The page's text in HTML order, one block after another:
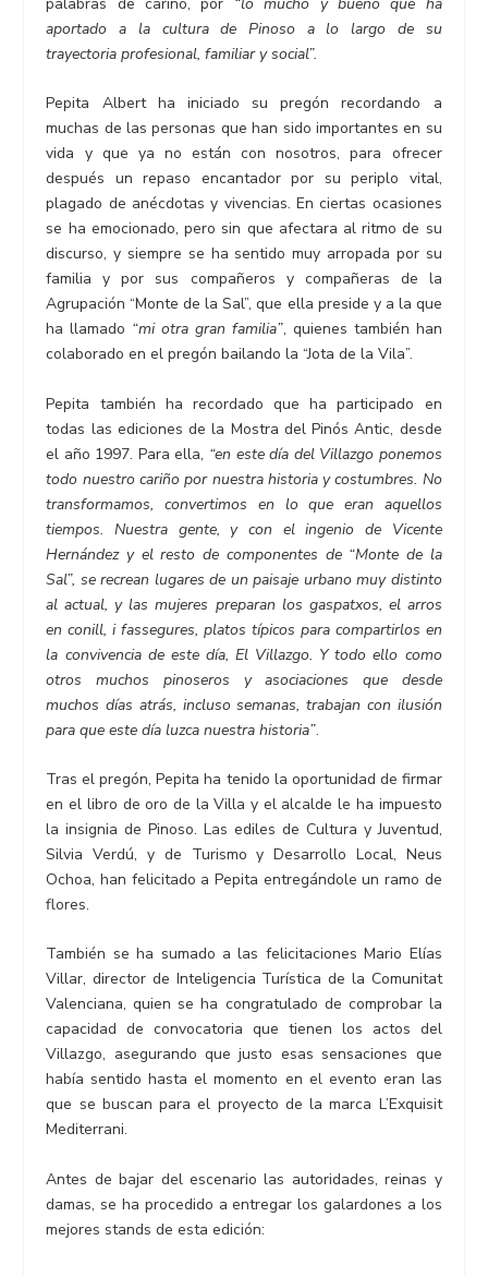
aportado a la cultura de Pinoso a lo largo de su
trayectoria profesional, familiar y social”.
Pepita Albert ha iniciado su pregón recordando a
muchas de las personas que han sido importantes en su
vida y que ya no están con nosotros, para ofrecer
después un repaso encantador por su periplo vital,
plagado de anécdotas y vivencias. En ciertas ocasiones
se ha emocionado, pero sin que afectara al ritmo de su
discurso, y siempre se ha sentido muy arropada por su
familia y por sus compañeros y compañeras de la
Agrupación “Monte de la Sal”, que ella preside y a la que
ha llamado “mi otra gran familia”, quienes también han
colaborado en el pregón bailando la “Jota de la Vila”.
Pepita también ha recordado que ha participado en
todas las ediciones de la Mostra del Pinós Antic, desde
el año 1997. Para ella, “en este día del Villazgo ponemos
todo nuestro cariño por nuestra historia y costumbres. No
transformamos, convertimos en lo que eran aquellos
tiempos. Nuestra gente, y con el ingenio de Vicente
Hernández y el resto de componentes de “Monte de la
Sal”, se recrean lugares de un paisaje urbano muy distinto
al actual, y las mujeres preparan los gaspatxos, el arros
en conill, i fassegures, platos típicos para compartirlos en
la convivencia de este día, El Villazgo. Y todo ello como
otros muchos pinoseros y asociaciones que desde
muchos días atrás, incluso semanas, trabajan con ilusión
para que este día luzca nuestra historia”.
Tras el pregón, Pepita ha tenido la oportunidad de firmar
en el libro de oro de la Villa y el alcalde le ha impuesto
la insignia de Pinoso. Las ediles de Cultura y Juventud,
Silvia Verdú, y de Turismo y Desarrollo Local, Neus
Ochoa, han felicitado a Pepita entregándole un ramo de
flores.
También se ha sumado a las felicitaciones Mario Elías
Villar, director de Inteligencia Turística de la Comunitat
Valenciana, quien se ha congratulado de comprobar la
capacidad de convocatoria que tienen los actos del
Villazgo, asegurando que justo esas sensaciones que
había sentido hasta el momento en el evento eran las
que se buscan para el proyecto de la marca L’Exquisit
Mediterrani.
Antes de bajar del escenario las autoridades, reinas y
damas, se ha procedido a entregar los galardones a los
mejores stands de esta edición: